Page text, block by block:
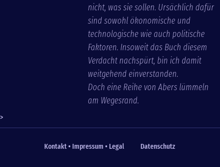
nicht, was sie sollen. Ursächlich dafür
sind sowohl ökonomische und
technologische wie auch politische
Faktoren. Insoweit das Buch diesem
Verdacht nachspürt, bin ich damit
weitgehend einverstanden.
Doch eine Reihe von Abers lümmeln
am Wegesrand.
>
Fußzeile
Kontakt • Impressum • Legal Datenschutz